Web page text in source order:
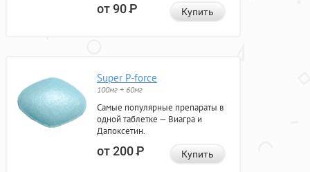
от 90Р Купить
Super P-force
100мг + 60мг
Самые популярные препараты в
одной таблетке — Виагра и
Дапоксетин.
от 200Р Купить